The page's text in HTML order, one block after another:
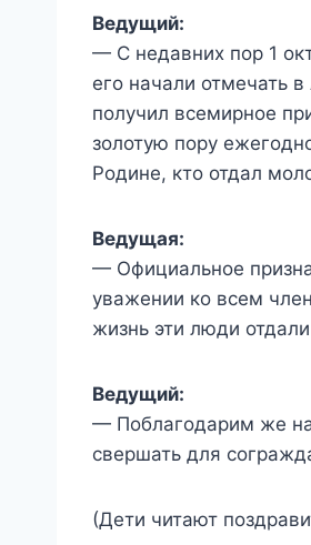
Ведущий:
— С недавних пор 1
его начали отмечать
получил всемирное
золотую пору
Родине, кто отдал
Ведущая:
— Официальное
уважении ко всем
жизнь эти люди
Ведущий:
— Поблагодарим же
свершать для
(Дети читают